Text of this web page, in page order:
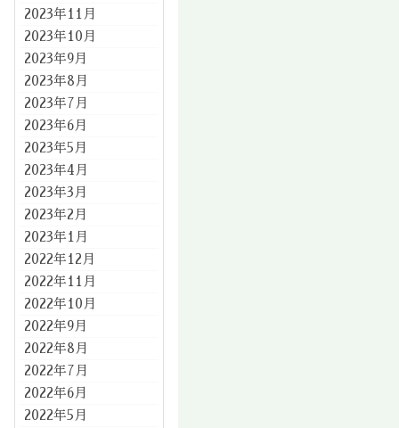
2023年11月
2023年10月
2023年9月
2023年8月
2023年7月
2023年6月
2023年5月
2023年4月
2023年3月
2023年2月
2023年1月
2022年12月
2022年11月
2022年10月
2022年9月
2022年8月
2022年7月
2022年6月
2022年5月